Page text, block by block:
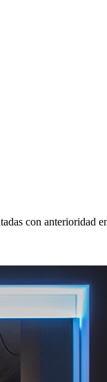
con anterioridad